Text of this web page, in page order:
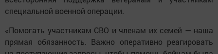
специальной военной операции.
«Помогать участникам СВО и членам их семей — наша
прямая обязанность. Важно оперативно реагировать